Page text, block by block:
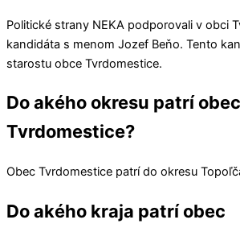
Politické strany NEKA podporovali v obci
kandidáta s menom Jozef Beňo. Tento
starostu obce Tvrdomestice.
Do akého okresu patrí obec
Tvrdomestice?
Obec Tvrdomestice patrí do okresu
Do akého kraja patrí obec